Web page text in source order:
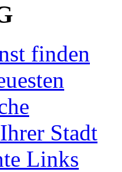
finden
Stadt
Links